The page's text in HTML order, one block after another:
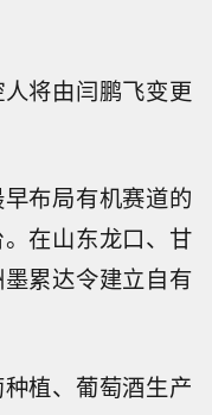
将由闫鹏飞变更
布局有机赛道的
在山东龙口、甘
累达令建立自有
植、葡萄酒生产